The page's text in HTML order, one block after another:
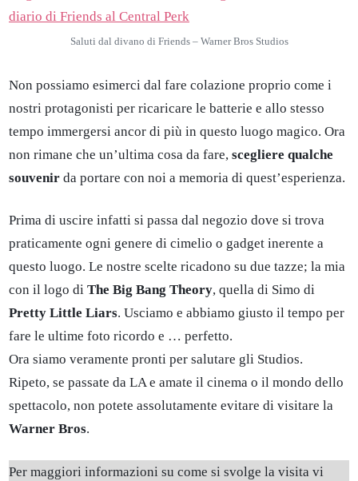
Saluti dal divano di Friends – Warner Bros Studios
Non possiamo esimerci dal fare colazione proprio come i
nostri protagonisti per ricaricare le batterie e allo stesso
tempo immergersi ancor di più in questo luogo magico. Ora
non rimane che un’ultima cosa da fare, scegliere qualche
souvenir da portare con noi a memoria di quest’esperienza.
Prima di uscire infatti si passa dal negozio dove si trova
praticamente ogni genere di cimelio o gadget inerente a
questo luogo. Le nostre scelte ricadono su due tazze; la mia
con il logo di The Big Bang Theory, quella di Simo di
Pretty Little Liars. Usciamo e abbiamo giusto il tempo per
fare le ultime foto ricordo e … perfetto.
Ora siamo veramente pronti per salutare gli Studios.
Ripeto, se passate da LA e amate il cinema o il mondo dello
spettacolo, non potete assolutamente evitare di visitare la
Warner Bros.
Per maggiori informazioni su come si svolge la visita vi